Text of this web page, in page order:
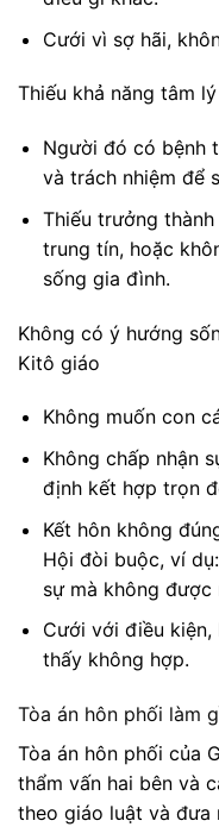
Cưới vì sợ hãi,
Thiếu khả năng tâm
Người đó có bệnh
và trách nhiệm để
Thiếu trưởng
trung tín, hoặc
sống gia đình.
Không có ý hướng
Kitô giáo
Không muốn con
Không chấp nhận
định kết hợp trọn
Kết hôn không
Hội đòi buộc, ví
sự mà không được
Cưới với điều
thấy không hợp.
Tòa án hôn phối làm
Tòa án hôn phối của
thẩm vấn hai bên và
theo giáo luật và đưa